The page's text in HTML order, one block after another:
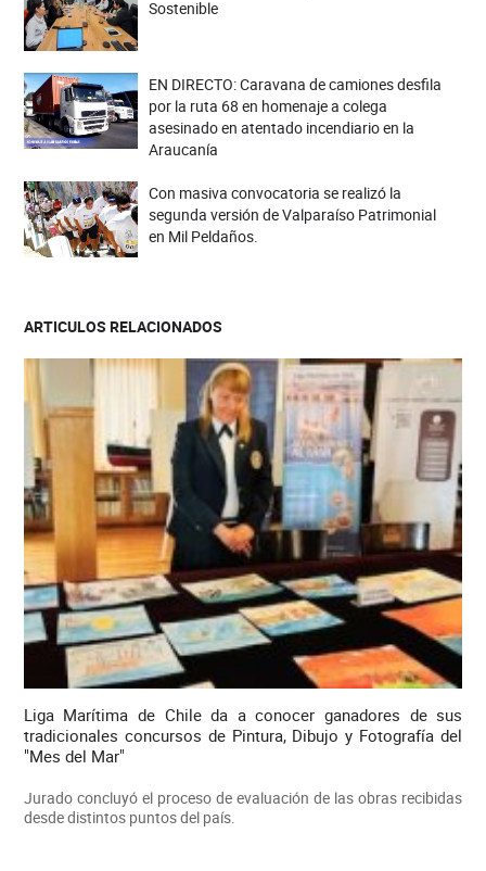
Sostenible
EN DIRECTO: Caravana de camiones desfila
por la ruta 68 en homenaje a colega
asesinado en atentado incendiario en la
Araucanía
Con masiva convocatoria se realizó la
segunda versión de Valparaíso Patrimonial
en Mil Peldaños.
ARTICULOS RELACIONADOS
Liga Marítima de Chile da a conocer ganadores de sus
tradicionales concursos de Pintura, Dibujo y Fotografía del
"Mes del Mar"
Jurado concluyó el proceso de evaluación de las obras recibidas
desde distintos puntos del país.